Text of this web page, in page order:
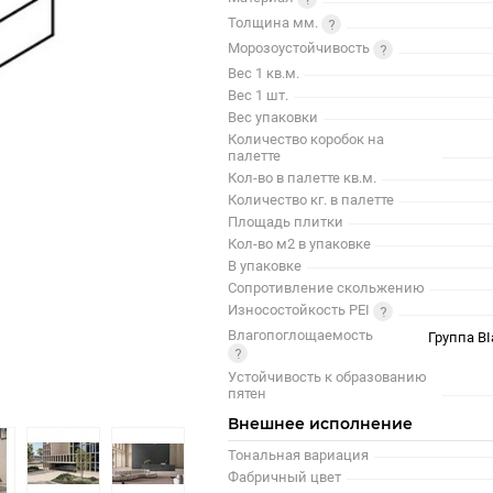
Толщина мм.
Морозоустойчивость
Вес 1 кв.м.
Вес 1 шт.
Вес упаковки
Количество коробок на
палетте
Кол-во в палетте кв.м.
Количество кг. в палетте
Площадь плитки
Кол-во м2 в упаковке
В упаковке
Сопротивление скольжению
Износостойкость PEI
Влагопоглощаемость
Группа
Устойчивость к образованию
пятен
Внешнее исполнение
Тональная вариация
Фабричный цвет